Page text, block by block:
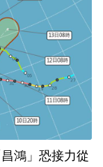
鴻」恐接力從